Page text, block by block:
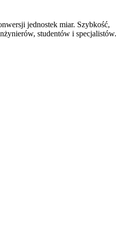
jednostek miar. Szybkość,
studentów i specjalistów.